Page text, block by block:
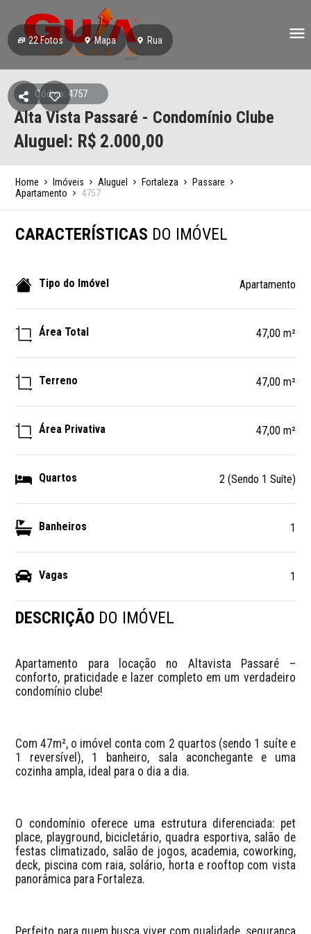
22Fotos Mapa Rua
Código: 4757
Alta Vista Passaré - Condomínio Clube
Aluguel: R$ 2.000,00
Home Imóveis Aluguel Fortaleza
Passare
Apartamento
4757
CARACTERÍSTICAS DO IMÓVEL
Tipo do Imóvel Apartamento
Área Total 47,00 m²
Terreno 47,00 m²
Área Privativa 47,00 m²
Quartos 2 (Sendo 1 Suíte)
Banheiros 1
Vagas 1
DESCRIÇÃO DO IMÓVEL
Apartamento para locação no Altavista Passaré –
conforto, praticidade e lazer completo em um verdadeiro
condomínio clube!
Com 47m², o imóvel conta com 2 quartos (sendo 1 suíte e
1 reversível), 1 banheiro, sala aconchegante e uma
cozinha ampla, ideal para o dia a dia.
O condomínio oferece uma estrutura diferenciada: pet
place, playground, bicicletário, quadra esportiva, salão de
festas climatizado, salão de jogos, academia, coworking,
deck, piscina com raia, solário, horta e rooftop com vista
panorâmica para Fortaleza.